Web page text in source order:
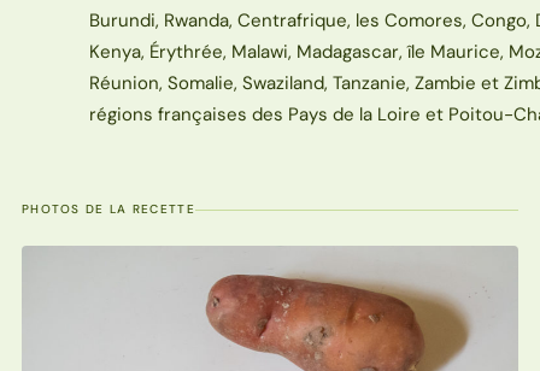
Burundi, Rwanda, Centrafrique, les Comores,
Kenya, Érythrée, Malawi, Madagascar, île Maurice,
Réunion, Somalie, Swaziland, Tanzanie, Zambie et
régions françaises des Pays de la Loire et Poitou-
PHOTOS DE LA RECETTE